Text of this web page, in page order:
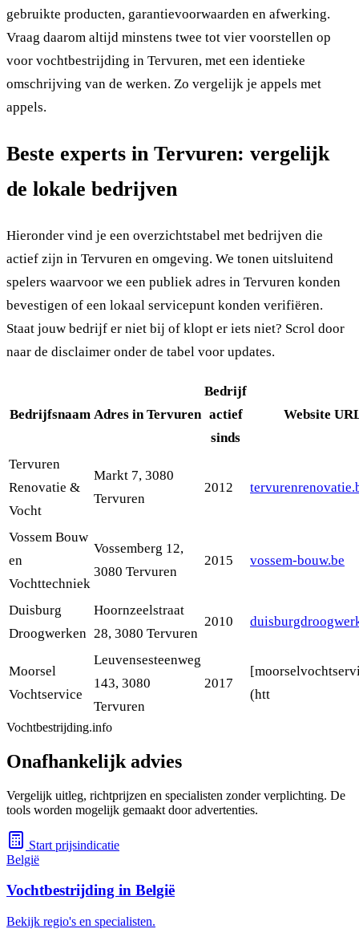
gebruikte producten, garantievoorwaarden en afwerking.
Vraag daarom altijd minstens twee tot vier voorstellen op
voor vochtbestrijding in Tervuren, met een identieke
omschrijving van de werken. Zo vergelijk je appels met
appels.
Beste experts in Tervuren: vergelijk
de lokale bedrijven
Hieronder vind je een overzichtstabel met bedrijven die
actief zijn in Tervuren en omgeving. We tonen uitsluitend
spelers waarvoor we een publiek adres in Tervuren konden
bevestigen of een lokaal servicepunt konden verifiëren.
Staat jouw bedrijf er niet bij of klopt er iets niet? Scrol door
naar de disclaimer onder de tabel voor updates.
Bedrijfsnaam Adres in Tervuren
Bedrijf
actief
sinds
Website
Tervuren
Renovatie &
Vocht
Markt 7, 3080
Tervuren
2012
Vossem Bouw
en
Vochttechniek
Vossemberg 12,
3080 Tervuren
2015 vossem-bouw.be
Duisburg
Droogwerken
Hoornzeelstraat
28, 3080 Tervuren
2010
Moorsel
Vochtservice
Leuvensesteenweg
143, 3080
Tervuren
2017
(htt
Vochtbestrijding.info
Onafhankelijk advies
Vergelijk uitleg, richtprijzen en specialisten zonder verplichting. De
tools worden mogelijk gemaakt door advertenties.
Start prijsindicatie
België
Vochtbestrijding in België
Bekijk regio's en specialisten.